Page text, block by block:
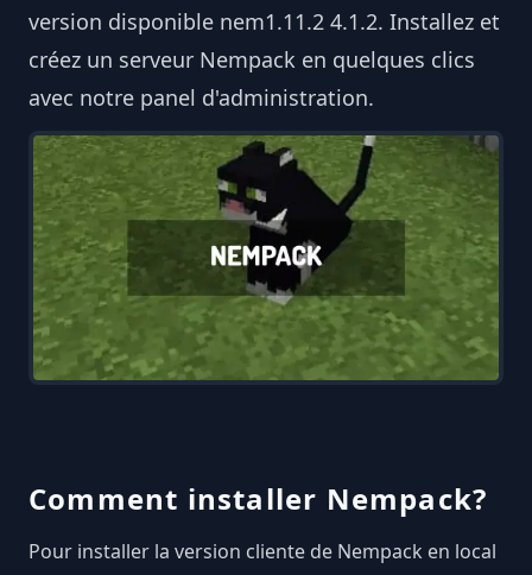
version disponible nem1.11.2 4.1.2. Installez et
créez un serveur Nempack en quelques clics
avec notre panel d'administration.
Comment installer Nempack?
Pour installer la version cliente de Nempack en local